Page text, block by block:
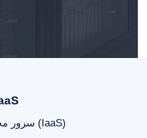
سرور مجازی در فضای ابری (IaaS)